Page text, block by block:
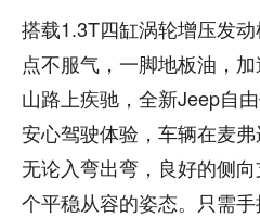
搭载1.3T四缸涡轮增压发
点不服气，一脚地板油，
山路上疾驰，全新Jeep自
安心驾驶体验，车辆在麦
无论入弯出弯，良好的侧
个平稳从容的姿态。只需